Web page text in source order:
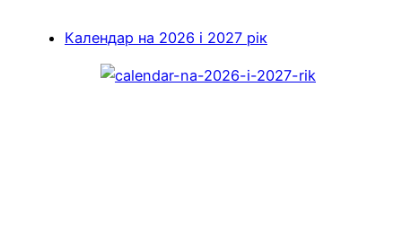
Календар на 2026 і 2027 рік